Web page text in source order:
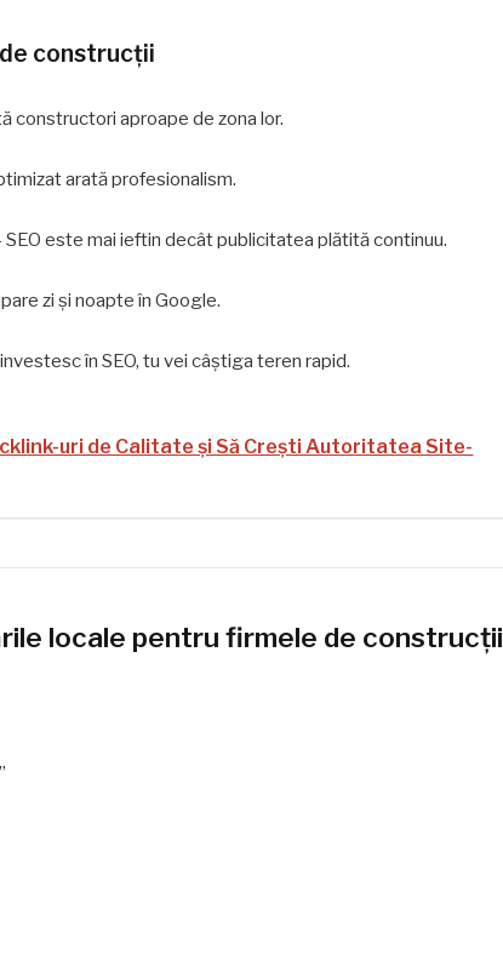
construcții
constructori aproape de zona lor.
arată profesionalism.
SEO este mai ieftin decât publicitatea plătită continuu.
zi și noapte în Google.
în SEO, tu vei câștiga teren rapid.
uri de Calitate și Să Crești Autoritatea Site-
locale pentru firmele de construcții